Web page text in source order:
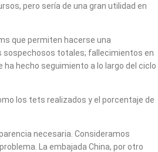
pero sería de una gran utilidad en
que permiten hacerse una
sospechosos totales; fallecimientos en
hecho seguimiento a lo largo del ciclo
los tets realizados y el porcentaje de
necesaria. Consideramos
La embajada China, por otro